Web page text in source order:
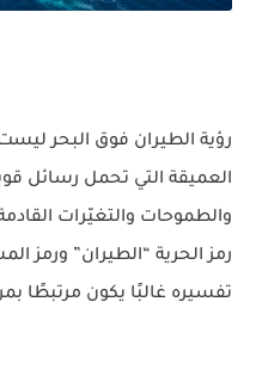
رؤية الطيران فوق البحر
العميقة التي تحمل رسائل
والطموحات والتغيّرات
رمز الحرية “الطيران” ورمز
تفسيره غالبًا يكون مرتبطًا